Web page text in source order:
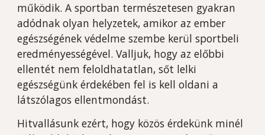
működik. A sportban természetesen gyakran
adódnak olyan helyzetek, amikor az ember
egészségének védelme szembe kerül sportbeli
eredményességével. Valljuk, hogy az előbbi
ellentét nem feloldhatatlan, sőt lelki
egészségünk érdekében fel is kell oldani a
látszólagos ellentmondást.
Hitvallásunk ezért, hogy közös érdekünk minél